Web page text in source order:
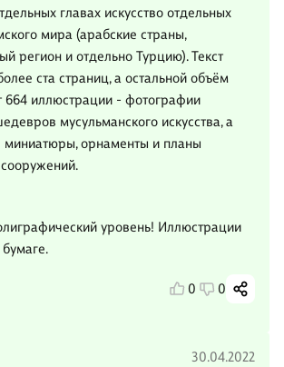
главах искусство отдельных
мира (арабские страны,
регион и отдельно Турцию). Текст
ста страниц, а остальной объём
664 иллюстрации - фотографии
мусульманского искусства, а
орнаменты и планы
уровень! Иллюстрации
0 0
30.04.2022